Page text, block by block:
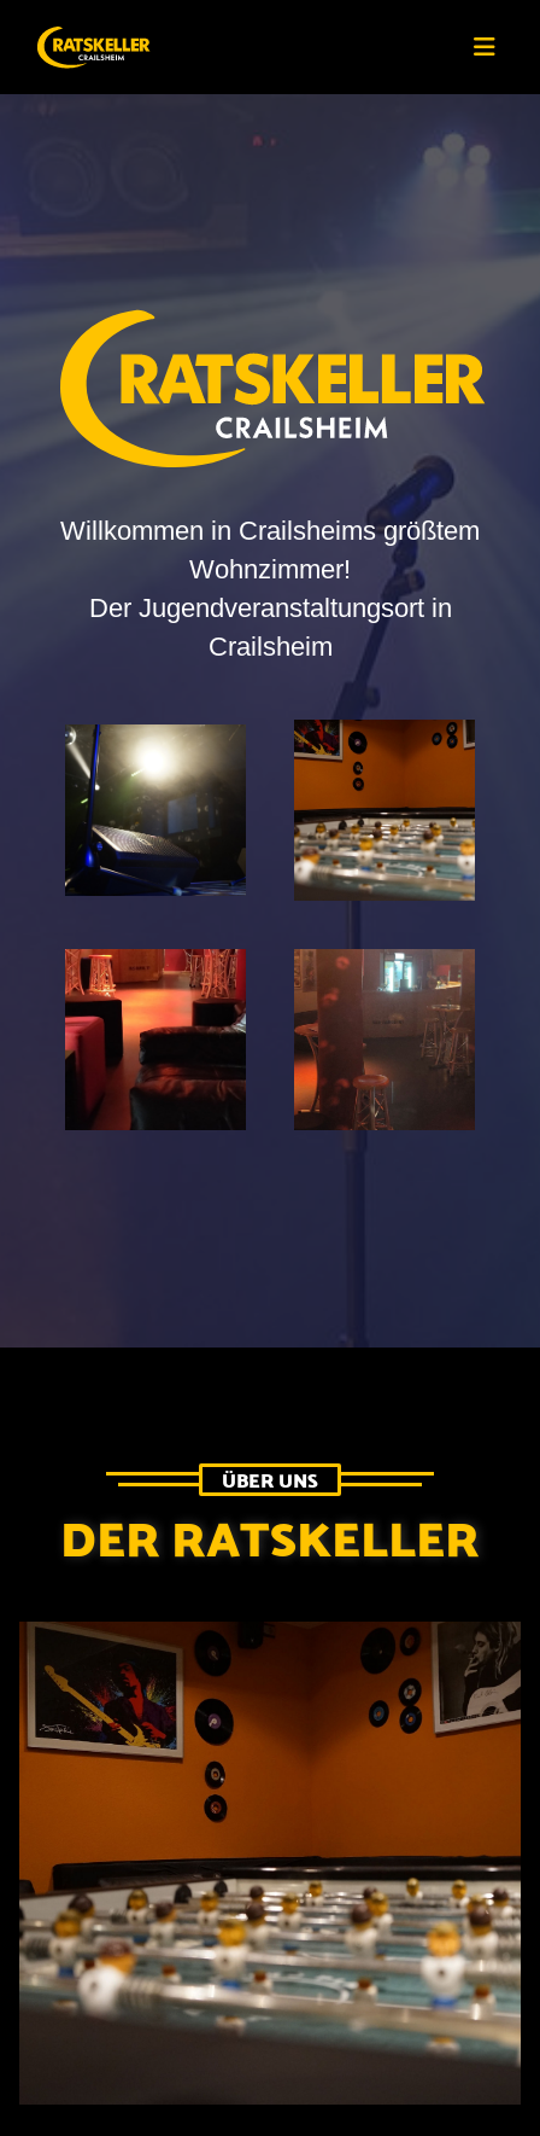
Willkommen in Crailsheims größtem
Wohnzimmer!
Der Jugendveranstaltungsort in
Crailsheim
ÜBER UNS
DER RATSKELLER